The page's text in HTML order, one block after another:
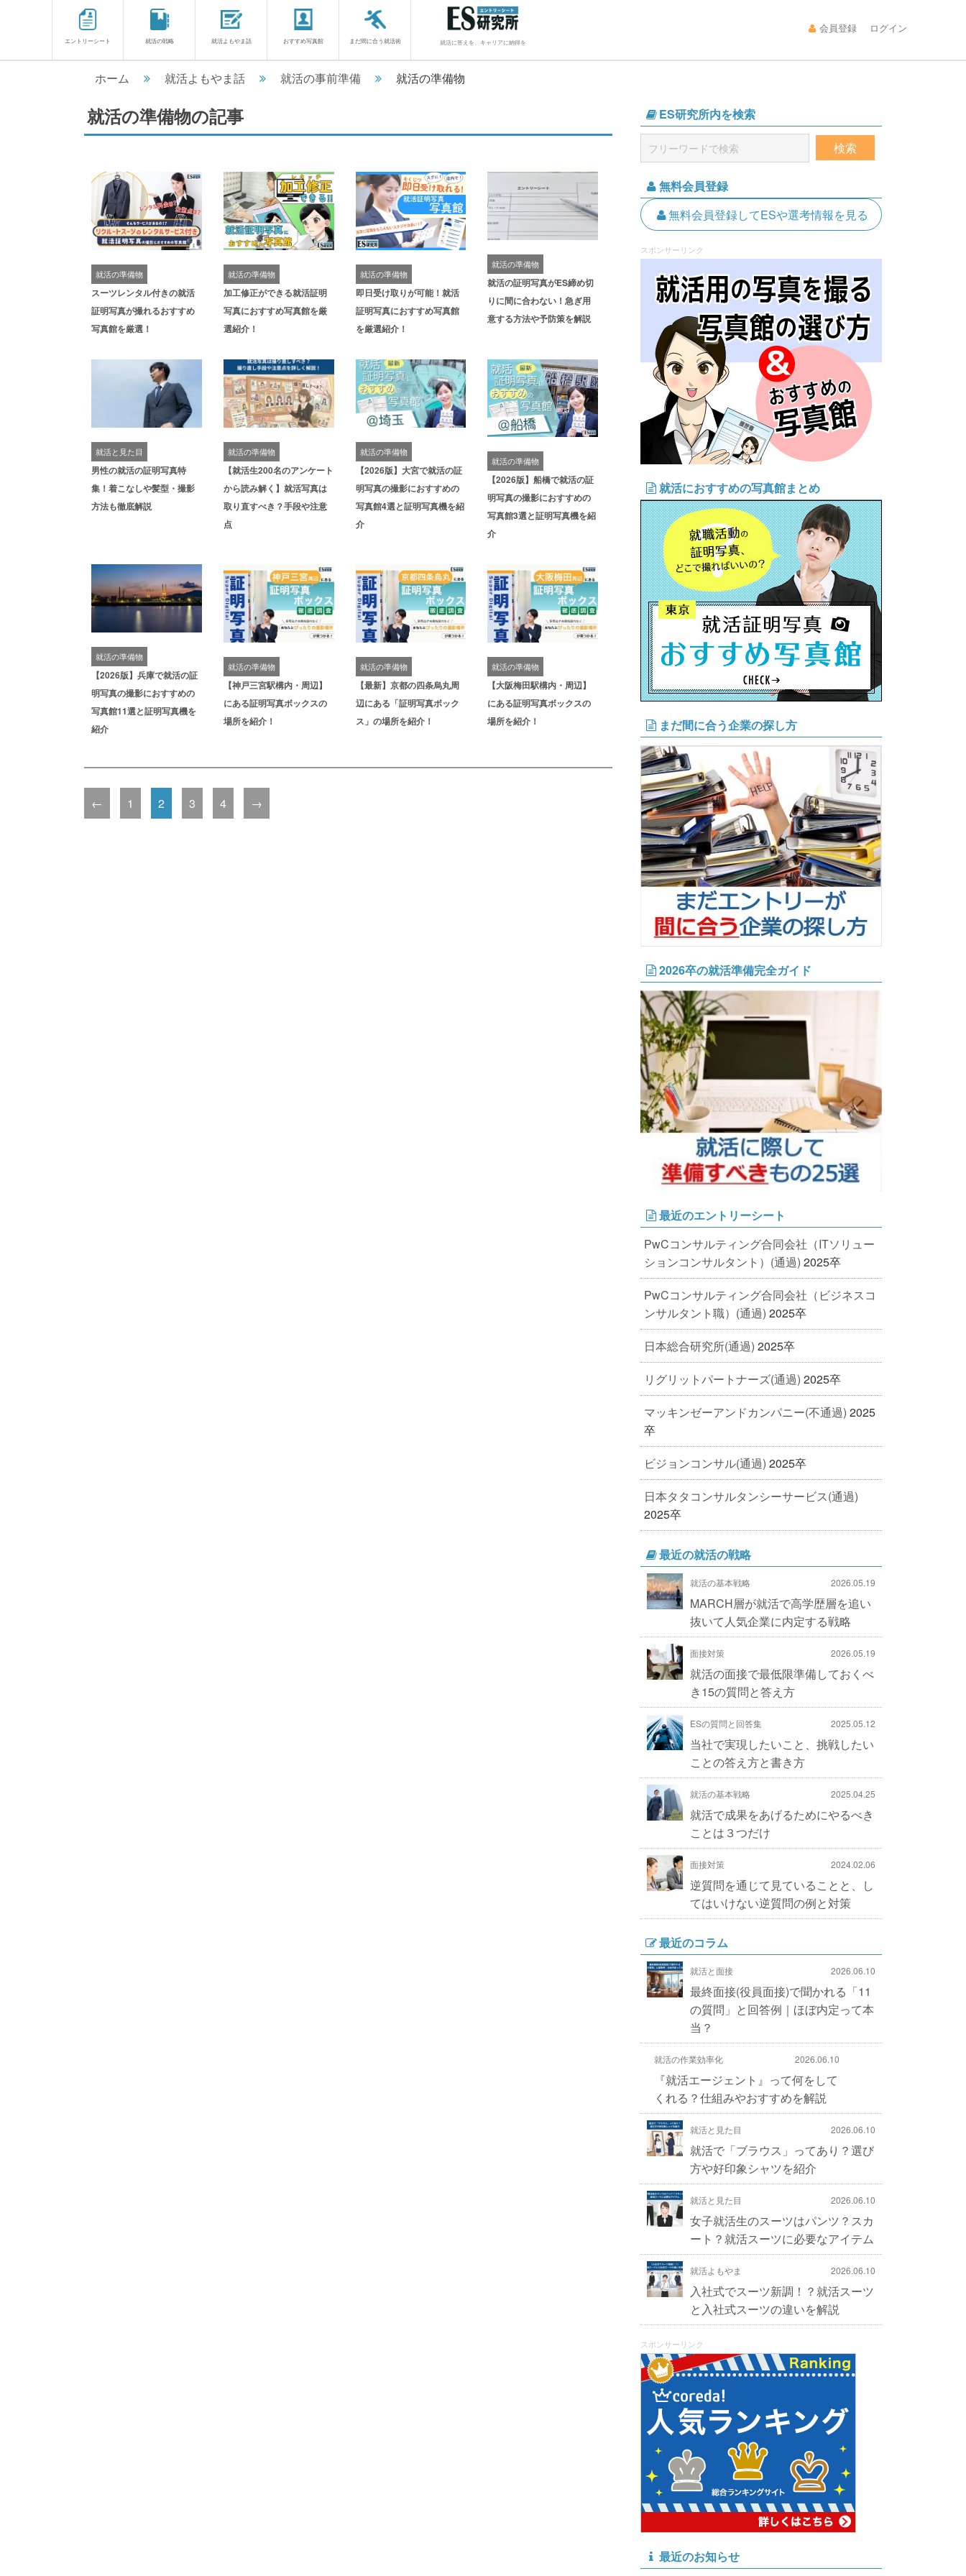
エントリーシート 就活の戦略 就活よもやま話 おすすめ写真館 まだ間に合う就活術 就活に答えを、キャリアに納得を
会員登録 ログイン
ホーム 就活よもやま話 就活の事前準備 就活の準備物
就活の準備物の記事
就活の準備物
スーツレンタル付きの就活
証明写真が撮れるおすすめ
写真館を厳選！
就活の準備物
加工修正ができる就活証明
写真におすすめ写真館を厳
選紹介！
就活の準備物
即日受け取りが可能！就活
証明写真におすすめ写真館
を厳選紹介！
就活の準備物
就活の証明写真がES締め切
りに間に合わない！急ぎ用
意する方法や予防策を解説
就活と見た目
男性の就活の証明写真特
集！着こなしや髪型・撮影
方法も徹底解説
就活の準備物
【就活生200名のアンケート
から読み解く】就活写真は
取り直すべき？手段や注意
点
就活の準備物
【2026版】大宮で就活の証
明写真の撮影におすすめの
写真館4選と証明写真機を紹
介
就活の準備物
【2026版】船橋で就活の証
明写真の撮影におすすめの
写真館3選と証明写真機を紹
介
就活の準備物
【2026版】兵庫で就活の証
明写真の撮影におすすめの
写真館11選と証明写真機を
紹介
就活の準備物
【神戸三宮駅構内・周辺】
にある証明写真ボックスの
場所を紹介！
就活の準備物
【最新】京都の四条烏丸周
辺にある「証明写真ボック
ス」の場所を紹介！
就活の準備物
【大阪梅田駅構内・周辺】
にある証明写真ボックスの
場所を紹介！
← 1 2 3 4 →
ES研究所内を検索
無料会員登録
無料会員登録してESや選考情報を見る
スポンサーリンク
就活におすすめの写真館まとめ
まだ間に合う企業の探し方
2026卒の就活準備完全ガイド
最近のエントリーシート
PwCコンサルティング合同会社（ITソリュー
ションコンサルタント）(通過) 2025卒
PwCコンサルティング合同会社（ビジネスコ
ンサルタント職）(通過) 2025卒
日本総合研究所(通過) 2025卒
リグリットパートナーズ(通過) 2025卒
マッキンゼーアンドカンパニー(不通過) 2025
卒
ビジョンコンサル(通過) 2025卒
日本タタコンサルタンシーサービス(通過)
2025卒
最近の就活の戦略
就活の基本戦略 2026.05.19
MARCH層が就活で高学歴層を追い
抜いて人気企業に内定する戦略
面接対策 2026.05.19
就活の面接で最低限準備しておくべ
き15の質問と答え方
ESの質問と回答集 2025.05.12
当社で実現したいこと、挑戦したい
ことの答え方と書き方
就活の基本戦略 2025.04.25
就活で成果をあげるためにやるべき
ことは３つだけ
面接対策 2024.02.06
逆質問を通じて見ていることと、し
てはいけない逆質問の例と対策
最近のコラム
就活と面接 2026.06.10
最終面接(役員面接)で聞かれる「11
の質問」と回答例｜ほぼ内定って本
当？
就活の作業効率化 2026.06.10
『就活エージェント』って何をして
くれる？仕組みやおすすめを解説
就活と見た目 2026.06.10
就活で「ブラウス」ってあり？選び
方や好印象シャツを紹介
就活と見た目 2026.06.10
女子就活生のスーツはパンツ？スカ
ート？就活スーツに必要なアイテム
就活よもやま 2026.06.10
入社式でスーツ新調！？就活スーツ
と入社式スーツの違いを解説
スポンサーリンク
最近のお知らせ